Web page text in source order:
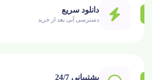
دانلود سریع
دسترسی آنی بعد از خرید
پشتیبانی 24/7